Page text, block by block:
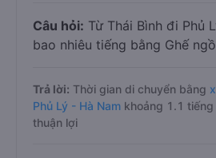
Câu hỏi: Từ Thái Bình đi Phủ
bao nhiêu tiếng bằng Ghế
Trả lời: Thời gian di chuyển bằng
Phủ Lý - Hà Nam khoảng 1.1
thuận lợi